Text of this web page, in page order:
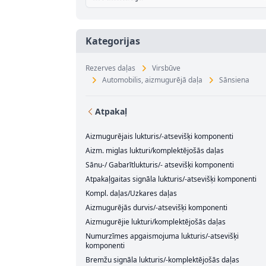
Kategorijas
Rezerves daļas
Virsbūve
Automobilis, aizmugurējā daļa
Sānsiena
Atpakaļ
Aizmugurējais lukturis/-atsevišķi komponenti
Aizm. miglas lukturi/komplektējošās daļas
Sānu-/ Gabarītlukturis/- atsevišķi komponenti
Atpakaļgaitas signāla lukturis/-atsevišķi komponenti
Kompl. daļas/Uzkares daļas
Aizmugurējās durvis/-atsevišķi komponenti
Aizmugurējie lukturi/komplektējošās daļas
Numurzīmes apgaismojuma lukturis/-atsevišķi
komponenti
Bremžu signāla lukturis/-komplektējošās daļas